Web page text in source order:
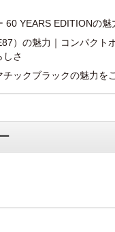
60 YEARS EDITIONの魅
）の魅力｜コンパクト
しさ
チックブラックの魅力を